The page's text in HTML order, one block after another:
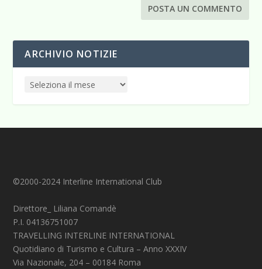
ARCHIVIO NOTIZIE
©2000-2024 Interline International Club
Direttore_ Liliana Comandè
P.I. 04136751007
TRAVELLING INTERLINE INTERNATIONAL
Quotidiano di Turismo e Cultura – Anno XXXIV
Via Nazionale, 204 – 00184 Roma